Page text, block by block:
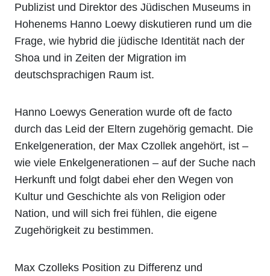
Publizist und Direktor des Jüdischen Museums in
Hohenems Hanno Loewy diskutieren rund um die
Frage, wie hybrid die jüdische Identität nach der
Shoa und in Zeiten der Migration im
deutschsprachigen Raum ist.
Hanno Loewys Generation wurde oft de facto
durch das Leid der Eltern zugehörig gemacht. Die
Enkelgeneration, der Max Czollek angehört, ist –
wie viele Enkelgenerationen – auf der Suche nach
Herkunft und folgt dabei eher den Wegen von
Kultur und Geschichte als von Religion oder
Nation, und will sich frei fühlen, die eigene
Zugehörigkeit zu bestimmen.
Max Czolleks Position zu Differenz und